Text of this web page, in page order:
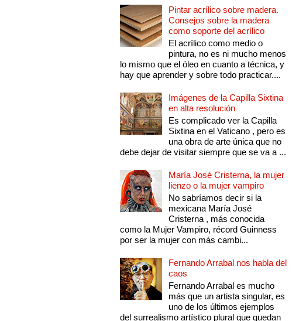
Pintar acrílico sobre madera.
Consejos sobre la madera
como soporte del acrílico
El acrílico como medio o
pintura, no es ni mucho menos
lo mismo que el óleo en cuanto a técnica, y
hay que aprender y sobre todo practicar....
Imágenes de la Capilla Sixtina
en alta resolución
Es complicado ver la Capilla
Sixtina en el Vaticano , pero es
una obra de arte única que no
debe dejar de visitar siempre que se va a ...
María José Cristerna, la mujer
lienzo o la mujer vampiro
No sabríamos decir si la
mexicana María José
Cristerna , más conocida
como la Mujer Vampiro, récord Guinness
por ser la mujer con más cambi...
Fernando Arrabal nos habla del
caos
Fernando Arrabal es mucho
más que un artista singular, es
uno de los últimos ejemplos
del surrealismo artístico plural que quedan